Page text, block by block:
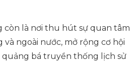
còn là nơi thu hút sự quan tâm
ngoài nước, mở rộng cơ hội
quảng bá truyền thống lịch sử